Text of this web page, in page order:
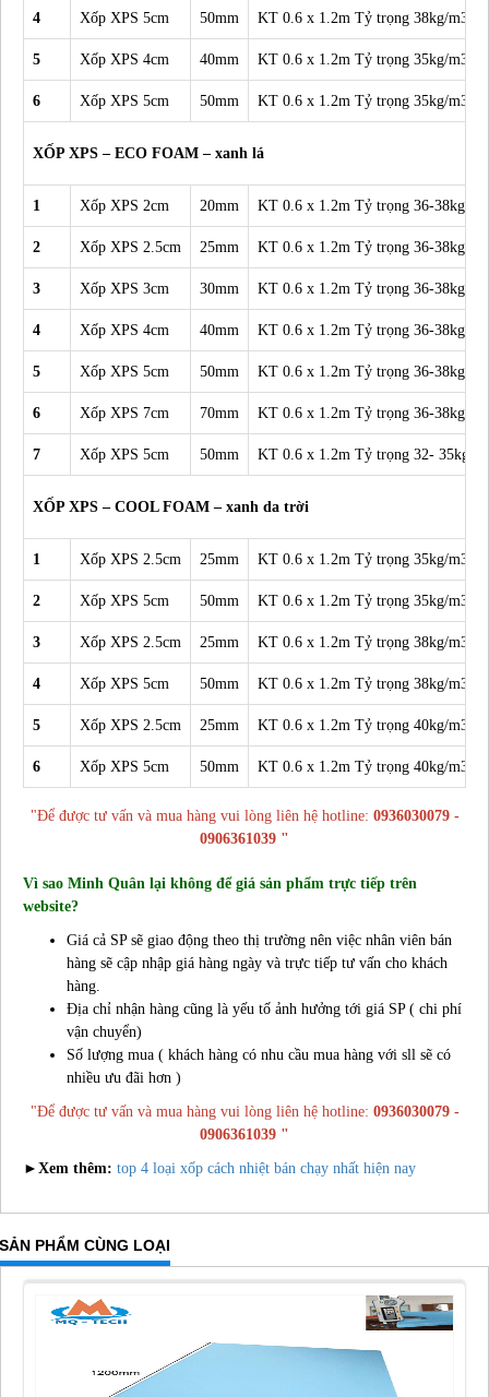
4 Xốp XPS 5cm 50mm KT 0.6 x 1.2m Tỷ trọng 38kg/m3
5 Xốp XPS 4cm 40mm KT 0.6 x 1.2m Tỷ trọng 35kg/m3
6 Xốp XPS 5cm 50mm KT 0.6 x 1.2m Tỷ trọng 35kg/m3
XỐP XPS – ECO FOAM – xanh lá
1 Xốp XPS 2cm 20mm KT 0.6 x 1.2m Tỷ trọng 36-38kg/m3
2 Xốp XPS 2.5cm 25mm KT 0.6 x 1.2m Tỷ trọng 36-38kg/m3
3 Xốp XPS 3cm 30mm KT 0.6 x 1.2m Tỷ trọng 36-38kg/m3
4 Xốp XPS 4cm 40mm KT 0.6 x 1.2m Tỷ trọng 36-38kg/m3
5 Xốp XPS 5cm 50mm KT 0.6 x 1.2m Tỷ trọng 36-38kg/m3
6 Xốp XPS 7cm 70mm KT 0.6 x 1.2m Tỷ trọng 36-38kg/m3
7 Xốp XPS 5cm 50mm KT 0.6 x 1.2m Tỷ trọng 32- 35kg/
XỐP XPS – COOL FOAM – xanh da trời
1 Xốp XPS 2.5cm 25mm KT 0.6 x 1.2m Tỷ trọng 35kg/m3
2 Xốp XPS 5cm 50mm KT 0.6 x 1.2m Tỷ trọng 35kg/m3
3 Xốp XPS 2.5cm 25mm KT 0.6 x 1.2m Tỷ trọng 38kg/m3
4 Xốp XPS 5cm 50mm KT 0.6 x 1.2m Tỷ trọng 38kg/m3
5 Xốp XPS 2.5cm 25mm KT 0.6 x 1.2m Tỷ trọng 40kg/m3
6 Xốp XPS 5cm 50mm KT 0.6 x 1.2m Tỷ trọng 40kg/m3
"Để được tư vấn và mua hàng vui lòng liên hệ hotline: 0936030079 -
0906361039 "
Vì sao Minh Quân lại không để giá sản phẩm trực tiếp trên
website?
Giá cả SP sẽ giao động theo thị trường nên việc nhân viên bán
hàng sẽ cập nhập giá hàng ngày và trực tiếp tư vấn cho khách
hàng.
Địa chỉ nhận hàng cũng là yếu tố ảnh hưởng tới giá SP ( chi phí
vận chuyển)
Số lượng mua ( khách hàng có nhu cầu mua hàng với sll sẽ có
nhiều ưu đãi hơn )
"Để được tư vấn và mua hàng vui lòng liên hệ hotline: 0936030079 -
0906361039 "
►Xem thêm: top 4 loại xốp cách nhiệt bán chạy nhất hiện nay
SẢN PHẨM CÙNG LOẠI